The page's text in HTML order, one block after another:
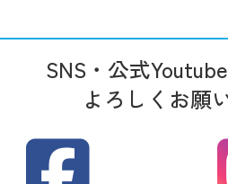
SNS・公式
よろしくお願